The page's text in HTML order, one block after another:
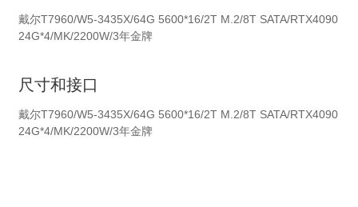
戴尔T7960/W5-3435X/64G 5600*16/2T M.2/8T SATA/RTX4090
24G*4/MK/2200W/3年金牌
尺寸和接口
戴尔T7960/W5-3435X/64G 5600*16/2T M.2/8T SATA/RTX4090
24G*4/MK/2200W/3年金牌